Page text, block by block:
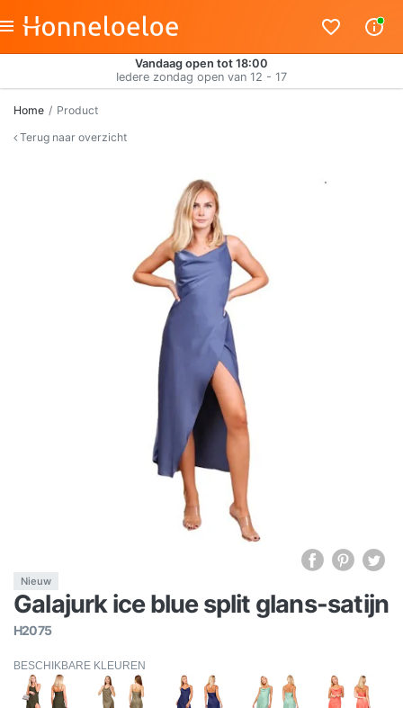
Vandaag open tot 18:00
Iedere zondag open van 12 - 17
Home
Product
Terug naar overzicht
Nieuw
Galajurk ice blue split glans-satijn
H2075
BESCHIKBARE KLEUREN